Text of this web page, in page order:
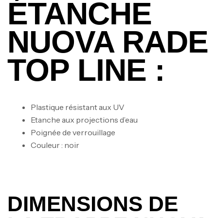
ÉTANCHE
NUOVA RADE
TOP LINE :
Plastique résistant aux UV
Etanche aux projections d’eau
Poignée de verrouillage
Couleur : noir
DIMENSIONS DE